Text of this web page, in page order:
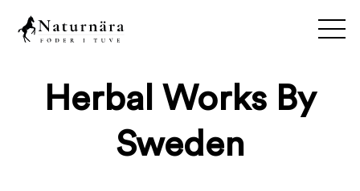
Herbal Works By
Sweden